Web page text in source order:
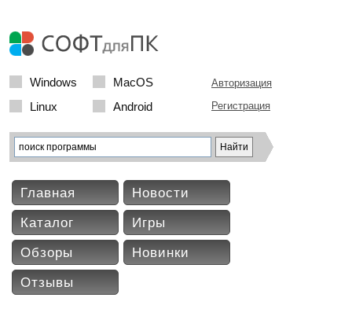
Windows
MacOS
Linux
Android
Авторизация
Регистрация
Главная
Новости
Каталог
Игры
Обзоры
Новинки
Отзывы